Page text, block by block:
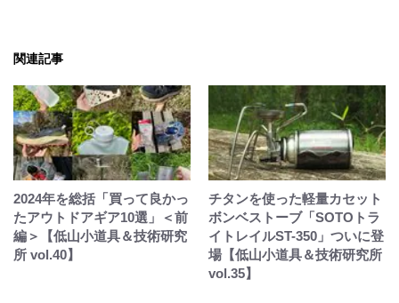
関連記事
2024年を総括「買って良かっ
たアウトドアギア10選」＜前
編＞【低山小道具＆技術研究
所 vol.40】
チタンを使った軽量カセット
ボンベストーブ「SOTOトラ
イトレイルST-350」ついに登
場【低山小道具＆技術研究所
vol.35】